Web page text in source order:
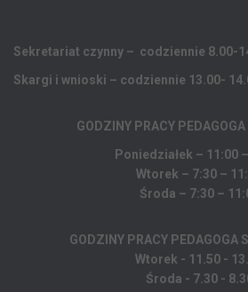
Sekretariat czynny – codziennie 8.00-
Skargi i wnioski – codziennie 13.00-
GODZINY PRACY PEDAGOGA
Poniedziałek – 11:00
Wtorek – 7:30 –
Środa – 7:30 –
GODZINY PRACY PEDAGOGA
Wtorek - 11.50 -
Środa - 7.30 -